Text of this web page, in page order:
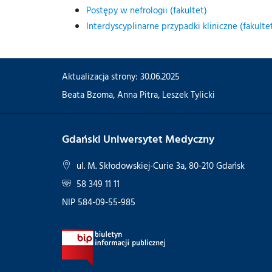
Postępy w nefrologii (fakultet)
Interdyscyplinarne przypadki kliniczne
Aktualizacja strony: 30.06.2025
Beata Bzoma,Anna Pitra, Leszek Tylicki
Gdański Uniwersytet Medyczny
ul. M. Skłodowskiej-Curie 3a, 80-210 Gdańsk
58 349 11 11
NIP 584-09-55-985